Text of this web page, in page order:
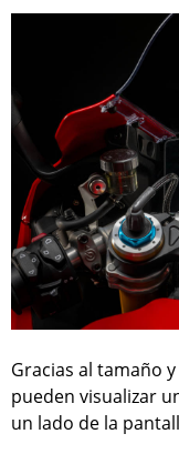
Gracias al tamaño
pueden visualizar
un lado de la